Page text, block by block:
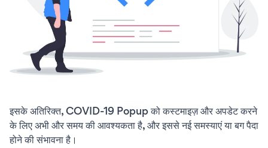
इसके अतिरिक्त, COVID-19 Popup को कस्टमाइज़ और अपडेट करने
के लिए अभी और समय की आवश्यकता है, और इससे नई समस्याएं या बग पैदा
होने की संभावना है।